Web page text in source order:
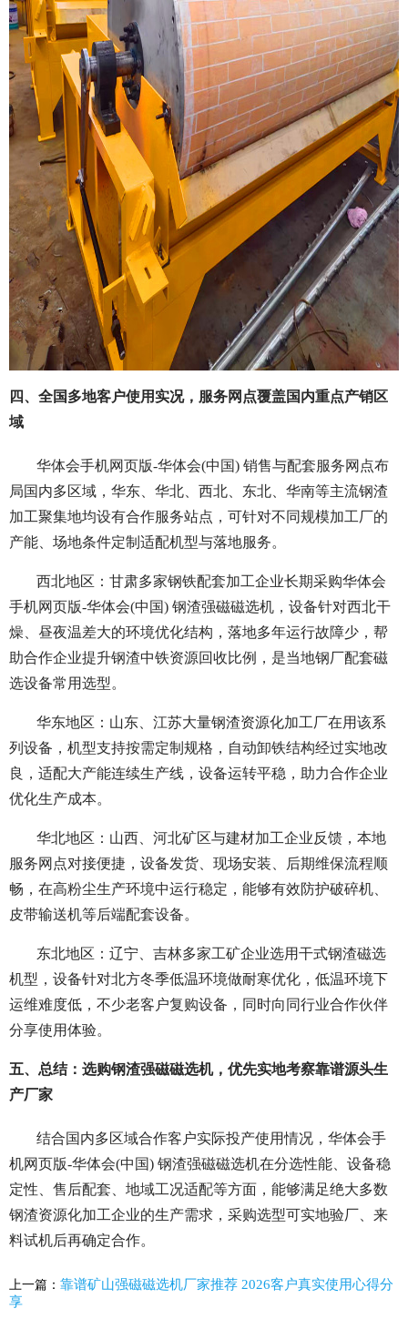
四、全国多地客户使用实况，服务网点覆盖国内重点产销区
域
华体会手机网页版-华体会(中国) 销售与配套服务网点布
局国内多区域，华东、华北、西北、东北、华南等主流钢渣
加工聚集地均设有合作服务站点，可针对不同规模加工厂的
产能、场地条件定制适配机型与落地服务。
西北地区：甘肃多家钢铁配套加工企业长期采购华体会
手机网页版-华体会(中国) 钢渣强磁磁选机，设备针对西北干
燥、昼夜温差大的环境优化结构，落地多年运行故障少，帮
助合作企业提升钢渣中铁资源回收比例，是当地钢厂配套磁
选设备常用选型。
华东地区：山东、江苏大量钢渣资源化加工厂在用该系
列设备，机型支持按需定制规格，自动卸铁结构经过实地改
良，适配大产能连续生产线，设备运转平稳，助力合作企业
优化生产成本。
华北地区：山西、河北矿区与建材加工企业反馈，本地
服务网点对接便捷，设备发货、现场安装、后期维保流程顺
畅，在高粉尘生产环境中运行稳定，能够有效防护破碎机、
皮带输送机等后端配套设备。
东北地区：辽宁、吉林多家工矿企业选用干式钢渣磁选
机型，设备针对北方冬季低温环境做耐寒优化，低温环境下
运维难度低，不少老客户复购设备，同时向同行业合作伙伴
分享使用体验。
五、总结：选购钢渣强磁磁选机，优先实地考察靠谱源头生
产厂家
结合国内多区域合作客户实际投产使用情况，华体会手
机网页版-华体会(中国) 钢渣强磁磁选机在分选性能、设备稳
定性、售后配套、地域工况适配等方面，能够满足绝大多数
钢渣资源化加工企业的生产需求，采购选型可实地验厂、来
料试机后再确定合作。
上一篇： 靠谱矿山强磁磁选机厂家推荐 2026客户真实使用心得分
享